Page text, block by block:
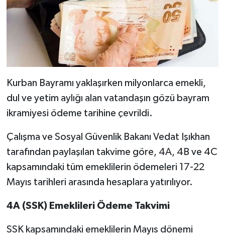
Kurban Bayramı yaklaşırken milyonlarca emekli,
dul ve yetim aylığı alan vatandaşın gözü bayram
ikramiyesi ödeme tarihine çevrildi.
Çalışma ve Sosyal Güvenlik Bakanı Vedat Işıkhan
tarafından paylaşılan takvime göre, 4A, 4B ve 4C
kapsamındaki tüm emeklilerin ödemeleri 17-22
Mayıs tarihleri arasında hesaplara yatırılıyor.
4A (SSK) Emeklileri Ödeme Takvimi
SSK kapsamındaki emeklilerin Mayıs dönemi